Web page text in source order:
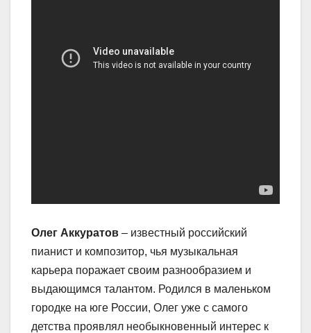
Олег Аккуратов – известный российский
пианист и композитор, чья музыкальная
карьера поражает своим разнообразием и
выдающимся талантом. Родился в маленьком
городке на юге России, Олег уже с самого
детства проявлял необыкновенный интерес к